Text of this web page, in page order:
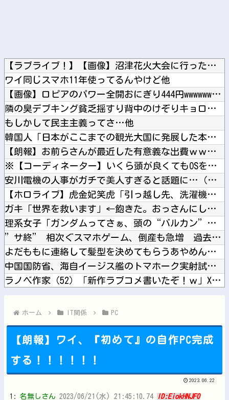
【ラブライブ！】【画像】沼津花火大会に行った藤野こころさん【...
ワイ同じスマホ11年使ってるんやけど他
【画像】ロピアのパワー全開おにぎり444円wwwwwwwww...
隣の臭デブキング貧乏揺すり背中のけぞりキョロ厨カンスケデブが...
もしかして民主主義ってさ…他
韓国人「日本がここまでの観光大国に発展した本当の理由がこちら...
【朗報】お前らさんが最近した有意義な出費ｗｗｗｗｗｗｗｗｗｗ...
※【コーディネーター】いくら頭が良くてもOSをその場で書き換...
安川電機の人事がガチで美人すぎると話題に…（※画像あり）他
【ホロライブ】虎金妃笑虎「引っ越し先、洗濯機置き場がない 今...
ガキ「世界を救います」←飽きた。おっさんにしろ他
理系女子「ガンダムってさぁ、頭の“バルカン”意味あるの？あれ...
”サ終” 相次ぐスマホゲーム、倒産も急増 過去最多ペースで推...
よだももに連絡して髪型を決めてもらうあやめんとれんたん可愛い...
中国国防省、海自イージス艦のトマホーク実射試験を批判「国際社...
ラノベ作家（52）「新作ラブコメ書いたぞ！ｗ」X民「いい歳こ...
ホーム IT関係 PC
【朗報】ワイ、『初めて』の自作PC完成
する！！！！！！
2023.06.22
1: 名無しさん 2023/06/21(水) 21:45:10.74 ID:EiokHNJF0